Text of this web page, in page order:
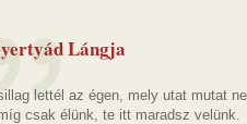
Lángja
lettél az égen, mely utat mutat
csak élünk, te itt maradsz velünk.